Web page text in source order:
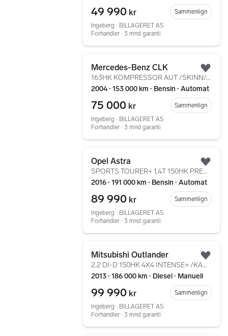
49 990 kr
Sammenlign
Ingeberg ∙ BILLAGERET AS
Forhandler ∙ 3 mnd garanti
Mercedes-Benz CLK
163HK KOMPRESSOR AUT /SKINN/AUTOMAT/CRUISE/LAV-KM/EU OK
2004 ∙ 153 000 km ∙ Bensin ∙ Automat
75 000 kr
Sammenlign
Ingeberg ∙ BILLAGERET AS
Forhandler ∙ 3 mnd garanti
Opel Astra
SPORTS TOURER+ 1,4T 150HK PREMIUM AUT /NY EU/MATRIX/++
2016 ∙ 191 000 km ∙ Bensin ∙ Automat
89 990 kr
Sammenlign
Ingeberg ∙ BILLAGERET AS
Forhandler ∙ 3 mnd garanti
Mitsubishi Outlander
2.2 DI-D 150HK 4X4 INTENSE+ /KAMERA/NAVI/DAB+/KEYLESS
2013 ∙ 186 000 km ∙ Diesel ∙ Manuell
99 990 kr
Sammenlign
Ingeberg ∙ BILLAGERET AS
Forhandler ∙ 3 mnd garanti